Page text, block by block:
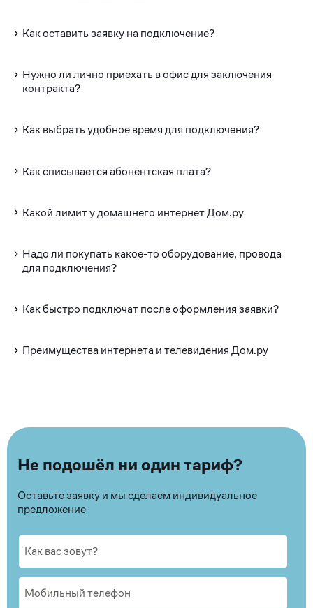
Как оставить заявку на подключение?
Нужно ли лично приехать в офис для заключения
контракта?
Как выбрать удобное время для подключения?
Как списывается абонентская плата?
Какой лимит у домашнего интернет Дом.ру
Надо ли покупать какое-то оборудование, провода
для подключения?
Как быстро подключат после оформления заявки?
Преимущества интернета и телевидения Дом.ру
Не подошёл ни один тариф?
Оставьте заявку и мы сделаем индивидуальное
предложение